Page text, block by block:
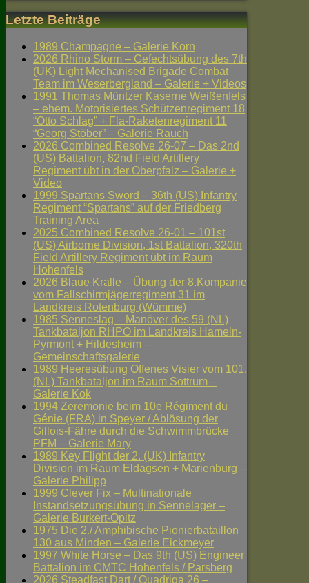
Letzte Beiträge
1989 Champagne – Galerie Korn
2026 Rhino Storm – Gefechtsübung des 7th
(UK) Light Mechanised Brigade Combat
Team im Weserbergland – Galerie + Videos
1991 Thomas Müntzer Kaserne Weißenfels
– ehem. Motorisiertes Schützenregiment 18
“Otto Schlag” + Fla-Raketenregiment 11
“Georg Stöber” – Galerie Rauch
2026 Combined Resolve 26-07 – Das 2nd
(US) Battalion, 82nd Field Artillery
Regiment übt in der Oberpfalz – Galerie +
Video
1999 Spartans Sword – 36th (US) Infantry
Regiment “Spartans” auf der Friedberg
Training Area
2025 Combined Resolve 26-01 – 101st
(US) Airborne Division, 1st Battalion, 320th
Field Artillery Regiment übt im Raum
Hohenfels
2026 Blaue Kralle – Übung der 8.Kompanie
vom Fallschirmjägerregiment 31 im
Landkreis Rotenburg (Wümme)
1985 Senneslag – Manöver des 59 (NL)
Tankbataljon RHPO im Landkreis Hameln-
Pyrmont + Hildesheim –
Gemeinschaftsgalerie
1989 Heeresübung Offenes Visier vom 101.
(NL) Tankbataljon im Raum Sottrum –
Galerie Kok
1994 Zeremonie beim 10e Régiment du
Génie (FRA) in Speyer / Ablösung der
Gillois-Fähre durch die Schwimmbrücke
PFM – Galerie Mary
1989 Key Flight der 2. (UK) Infantry
Division im Raum Eldagsen + Marienburg –
Galerie Philipp
1999 Clever Fix – Multinationale
Instandsetzungsübung in Sennelager –
Galerie Burkert-Opitz
1975 Die 2./ Amphibische Pionierbataillon
130 aus Minden – Galerie Eickmeyer
1997 White Horse – Das 9th (US) Engineer
Battalion im CMTC Hohenfels / Parsberg
2026 Steadfast Dart / Quadriga 26 –